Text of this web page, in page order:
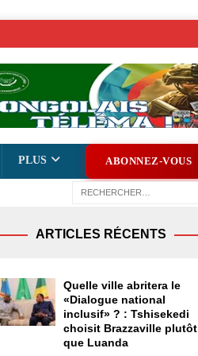
PLUS ABONNEZ-VOUS
ARTICLES RÉCENTS
Quelle ville abritera le
«Dialogue national
inclusif» ? : Tshisekedi
choisit Brazzaville plutôt
que Luanda